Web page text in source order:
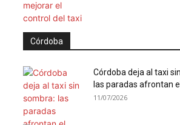
Córdoba
Córdoba deja al taxi
las paradas afrontan el
11/07/2026